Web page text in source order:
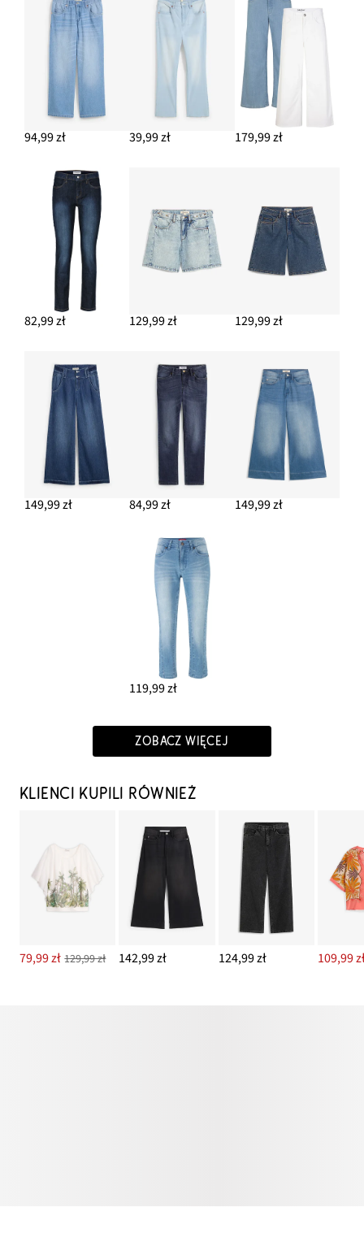
94,99 zł 39,99 zł 179,99 zł
82,99 zł 129,99 zł 129,99 zł
149,99 zł 84,99 zł 149,99 zł
119,99 zł
ZOBACZ WIĘCEJ
KLIENCI KUPILI RÓWNIEŻ
79,99 zł 129,99 zł 142,99 zł 124,99 zł 109,99